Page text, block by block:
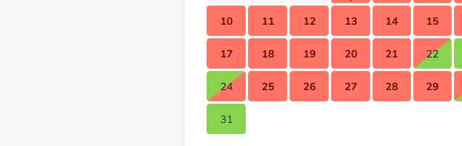
10 11 12 13 14 15
17 18 19 20 21 22
24 25 26 27 28 29
31